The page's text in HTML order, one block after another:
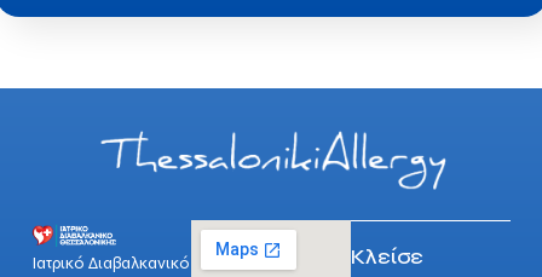
Ιατρικό Διαβαλκανικό
Κλείσε